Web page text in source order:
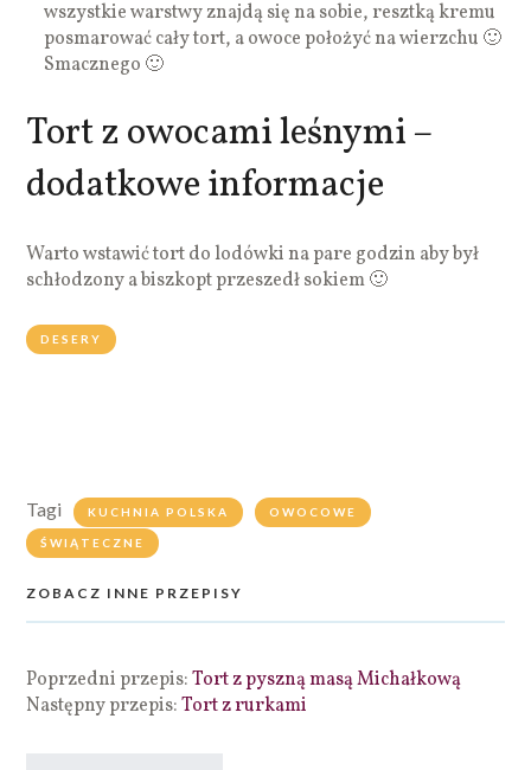
wszystkie warstwy znajdą się na sobie, resztką kremu
posmarować cały tort, a owoce położyć na wierzchu 🙂
Smacznego 🙂
Tort z owocami leśnymi –
dodatkowe informacje
Warto wstawić tort do lodówki na pare godzin aby był
schłodzony a biszkopt przeszedł sokiem 🙂
DESERY
Tagi KUCHNIA POLSKA OWOCOWE
ŚWIĄTECZNE
ZOBACZ INNE PRZEPISY
Poprzedni przepis:Tort z pyszną masą Michałkową
Następny przepis:Tort z rurkami